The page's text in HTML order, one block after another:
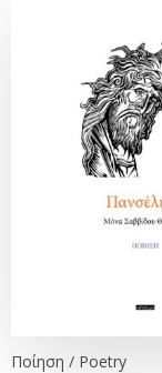
Ποίηση / Poetry